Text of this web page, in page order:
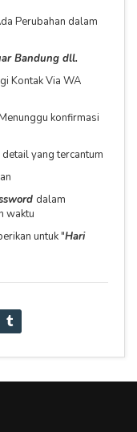
Perubahan dalam
Bandung dll.
Kontak Via WA
konfirmasi
yang tercantum
dalam
waktu
untuk "Hari